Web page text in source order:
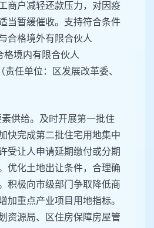
商户减轻还款压力，对因疫
当暂缓催收。支持符合条件
合格境外有限合伙人
格境内有限合伙人
责任单位：区发展改革委、
供给。及时开展第一批住
快完成第二批住宅用地集中
受让人申请延期缴付或分期
优化土地出让条件，合理确
积极向市级部门争取降低商
加重点产业项目用地指标。
资源局、区住房保障房屋管